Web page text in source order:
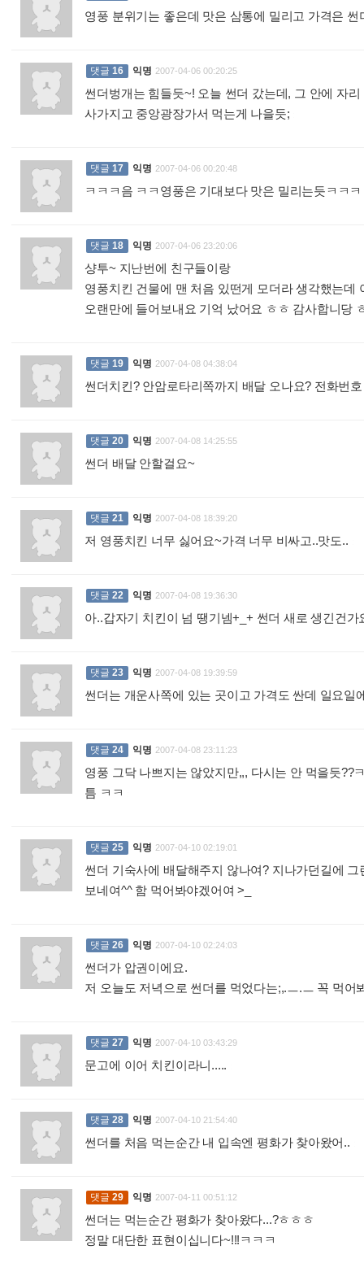
영풍 분위기는 좋은데 맛은 삼통에 밀리고 가격은
댓글 16 익명 2007-04-06 00:20:25
썬더벙개는 힘들듯~! 오늘 썬더 갔는데, 그 안에 자
사가지고 중앙광장가서 먹는게 나을듯;
댓글 17 익명 2007-04-06 00:20:48
ㅋㅋㅋ음 ㅋㅋ영풍은 기대보다 맛은 밀리는듯ㅋㅋ
댓글 18 익명 2007-04-06 23:20:06
샹투~ 지난번에 친구들이랑
영풍치킨 건물에 맨 처음 있떤게 모더라 생각했는데
오랜만에 들어보내요 기억 났어요 ㅎㅎ 감사합니당
댓글 19 익명 2007-04-08 04:38:04
썬더치킨? 안암로타리쪽까지 배달 오나요? 전화번
댓글 20 익명 2007-04-08 14:25:55
썬더 배달 안할걸요~
댓글 21 익명 2007-04-08 18:39:20
저 영풍치킨 너무 싫어요~가격 너무 비싸고..맛도..
댓글 22 익명 2007-04-08 19:36:30
아..갑자기 치킨이 넘 땡기넴+_+ 썬더 새로 생긴건가
댓글 23 익명 2007-04-08 19:39:59
썬더는 개운사쪽에 있는 곳이고 가격도 싼데 일요
댓글 24 익명 2007-04-08 23:11:23
영풍 그닥 나쁘지는 않았지만,,, 다시는 안 먹을듯??
틈 ㅋㅋ
댓글 25 익명 2007-04-10 02:19:01
썬더 기숙사에 배달해주지 않나여? 지나가던길에
보네여^^ 함 먹어봐야겠어여 >_
댓글 26 익명 2007-04-10 02:24:03
썬더가 압권이에요.
저 오늘도 저녁으로 썬더를 먹었다는;,.ㅡ.ㅡ 꼭 먹어
댓글 27 익명 2007-04-10 03:43:29
문고에 이어 치킨이라니.....
댓글 28 익명 2007-04-10 21:54:40
썬더를 처음 먹는순간 내 입속엔 평화가 찾아왔어..
댓글 29 익명 2007-04-11 00:51:12
썬더는 먹는순간 평화가 찾아왔다...?ㅎㅎㅎ
정말 대단한 표현이십니다~!!!ㅋㅋㅋ